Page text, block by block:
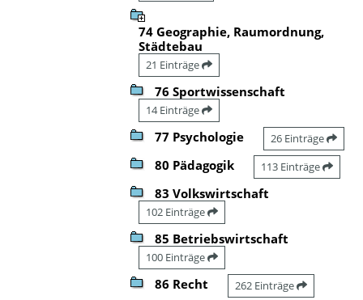
74 Geographie, Raumordnung,
Städtebau
21 Einträge
76 Sportwissenschaft
14 Einträge
77 Psychologie 26 Einträge
80 Pädagogik 113 Einträge
83 Volkswirtschaft
102 Einträge
85 Betriebswirtschaft
100 Einträge
86 Recht 262 Einträge